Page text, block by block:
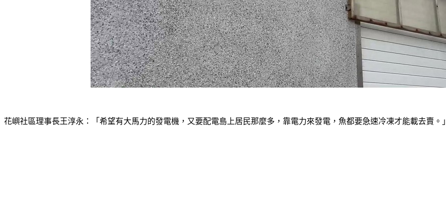
花嶼社區理事長王淳永：「希望有大馬力的發電機，又要配電島上居民那麼多，靠電力來發電，魚都要急速冷凍才能載去賣。